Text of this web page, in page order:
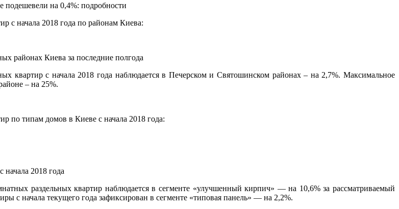
подешевели на 0,4%: подробности
с начала 2018 года по районам Киева:
районах Киева за последние полгода
квартир с начала 2018 года наблюдается в Печерском и Святошинском районах – на 2,7%. Максимальное
– на 25%.
по типам домов в Киеве с начала 2018 года:
2018 года
раздельных квартир наблюдается в сегменте «улучшенный кирпич» — на 10,6% за рассматриваемый
с начала текущего года зафиксирован в сегменте «типовая панель» — на 2,2%.